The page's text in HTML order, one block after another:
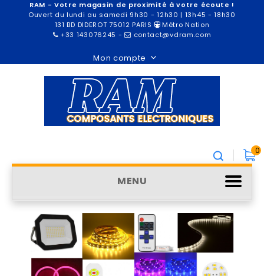
RAM - Votre magasin de proximité à votre écoute !
Ouvert du lundi au samedi 9h30 - 12h30 | 13h45 - 18h30
131 BD DIDEROT 75012 PARIS
Métro Nation
+33 143076245 - contact@vdram.com
Mon compte
0
MENU